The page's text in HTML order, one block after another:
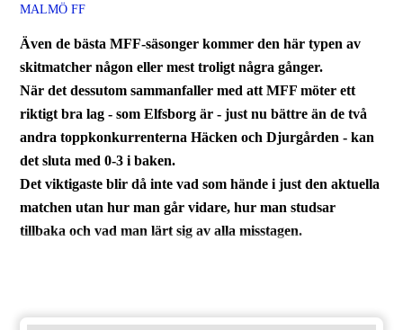
MALMÖ FF
Även de bästa MFF-säsonger kommer den här typen av
skitmatcher någon eller mest troligt några gånger.
När det dessutom sammanfaller med att MFF möter ett
riktigt bra lag - som Elfsborg är - just nu bättre än de två
andra toppkonkurrenterna Häcken och Djurgården - kan
det sluta med 0-3 i baken.
Det viktigaste blir då inte vad som hände i just den aktuella
matchen utan hur man går vidare, hur man studsar
tillbaka och vad man lärt sig av alla misstagen.